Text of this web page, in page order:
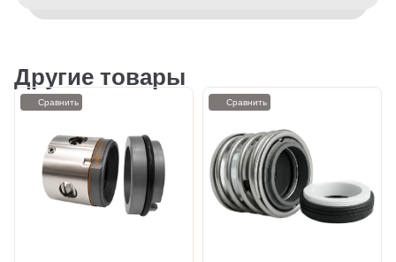
Другие товары
Сравнить Сравнить